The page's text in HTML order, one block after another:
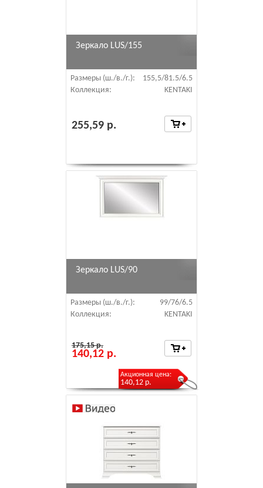
Зеркало LUS/155
Размеры (ш./в./г.):
155,5/81.5/6.5
Коллекция:
KENTAKI
255,59 р.
Акционная цена:
140,12 р.
Зеркало LUS/90
Размеры (ш./в./г.):
99/76/6.5
Коллекция:
KENTAKI
175,15 р.
140,12 р.